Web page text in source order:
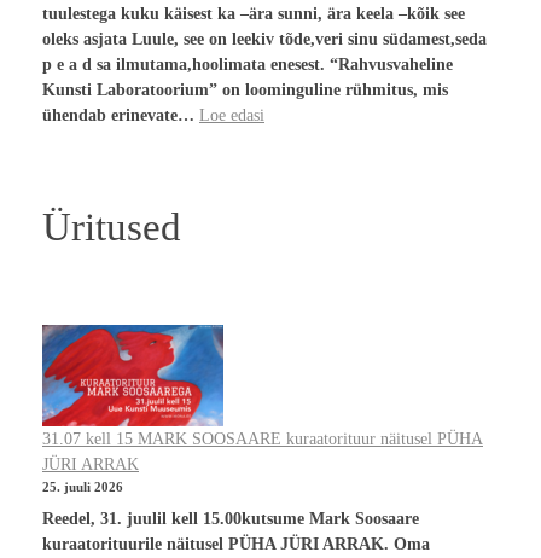
tuulestega kuku käisest ka –ära sunni, ära keela –kõik see
oleks asjata Luule, see on leekiv tõde,veri sinu südamest,seda
p e a d sa ilmutama,hoolimata enesest. “Rahvusvaheline
Kunsti Laboratoorium” on loominguline rühmitus, mis
ühendab erinevate… Loe edasi
Üritused
31.07 kell 15 MARK SOOSAARE kuraatorituur näitusel PÜHA
JÜRI ARRAK
25. juuli 2026
Reedel, 31. juulil kell 15.00kutsume Mark Soosaare
kuraatorituurile näitusel PÜHA JÜRI ARRAK. Oma